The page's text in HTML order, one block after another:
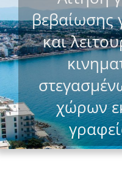
βεβαίωσης
και
χώρων